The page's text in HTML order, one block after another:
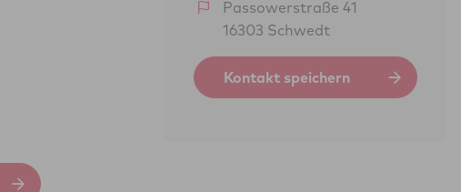
Passowerstraße 41
16303 Schwedt
Kontakt speichern